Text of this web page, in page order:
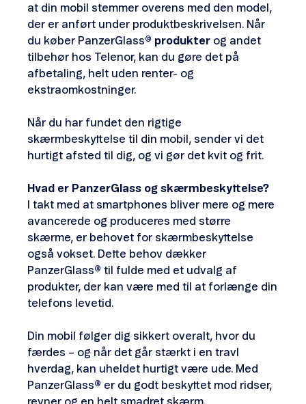
at din mobil stemmer overens med den model,
der er anført under produktbeskrivelsen. Når
du køber PanzerGlass® produkter og andet
tilbehør hos Telenor, kan du gøre det på
afbetaling, helt uden renter- og
ekstraomkostninger.
Når du har fundet den rigtige
skærmbeskyttelse til din mobil, sender vi det
hurtigt afsted til dig, og vi gør det kvit og frit.
Hvad er PanzerGlass og skærmbeskyttelse?
I takt med at smartphones bliver mere og mere
avancerede og produceres med større
skærme, er behovet for skærmbeskyttelse
også vokset. Dette behov dækker
PanzerGlass® til fulde med et udvalg af
produkter, der kan være med til at forlænge din
telefons levetid.
Din mobil følger dig sikkert overalt, hvor du
færdes – og når det går stærkt i en travl
hverdag, kan uheldet hurtigt være ude. Med
PanzerGlass® er du godt beskyttet mod ridser,